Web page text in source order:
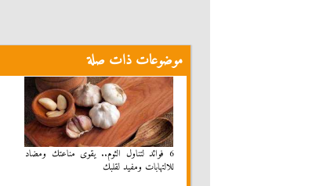
موضوعات ذات صلة
6 فوائد لتناول الثوم.. يقوى مناعتك ومضاد
للالتهابات ومفيد لقلبك